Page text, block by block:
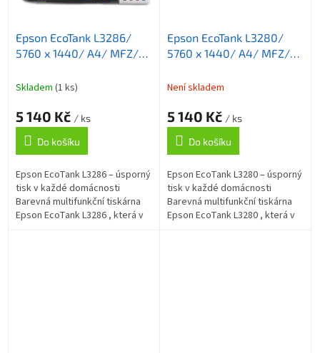
Epson EcoTank L3286/
5760 x 1440/ A4/ MFZ/
5 let záruka po registraci
Skladem (1 ks)
5 140 Kč / ks
Do košíku
Epson EcoTank L3286 – úsporný
tisk v každé domácnosti
Barevná multifunkční tiskárna
Epson EcoTank L3286 , která v
Epson EcoTank L3280/
5760 x 1440/ A4/ MFZ/
Není skladem
5 140 Kč / ks
Do košíku
Epson EcoTank L3280 – úsporný
tisk v každé domácnosti
Barevná multifunkční tiskárna
Epson EcoTank L3280 , která v